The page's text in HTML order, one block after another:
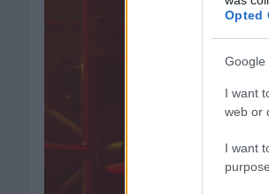
Opted
Google
I want
web or
I want